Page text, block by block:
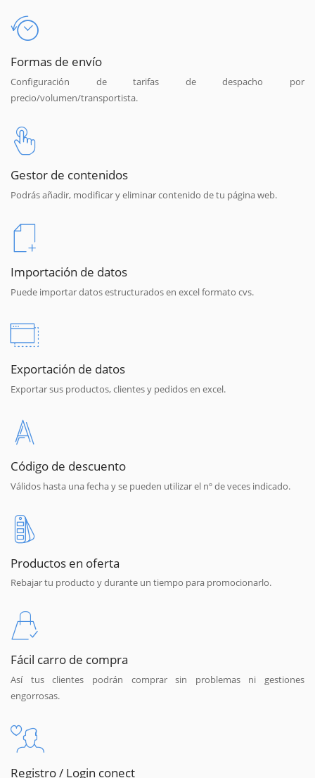
Formas de envío
Configuración de tarifas de despacho por
precio/volumen/transportista.
Gestor de contenidos
Podrás añadir, modificar y eliminar contenido de tu página web.
Importación de datos
Puede importar datos estructurados en excel formato cvs.
Exportación de datos
Exportar sus productos, clientes y pedidos en excel.
Código de descuento
Válidos hasta una fecha y se pueden utilizar el nº de veces indicado.
Productos en oferta
Rebajar tu producto y durante un tiempo para promocionarlo.
Fácil carro de compra
Así tus clientes podrán comprar sin problemas ni gestiones
engorrosas.
Registro / Login conect